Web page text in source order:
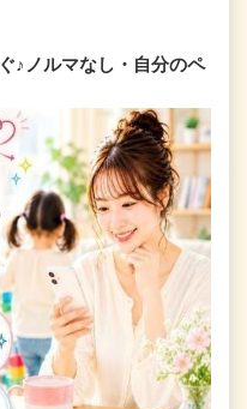
♪ノルマなし・自分のペ